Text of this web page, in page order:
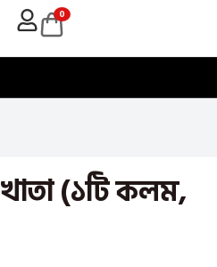
0
খাতা (১টি কলম,